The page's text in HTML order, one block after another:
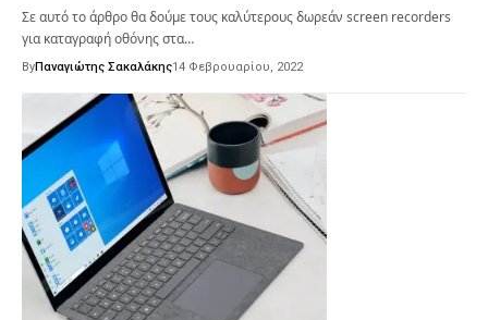
Σε αυτό το άρθρο θα δούμε τους καλύτερους δωρεάν screen recorders
για καταγραφή οθόνης στα…
ByΠαναγιώτης Σακαλάκης14 Φεβρουαρίου, 2022